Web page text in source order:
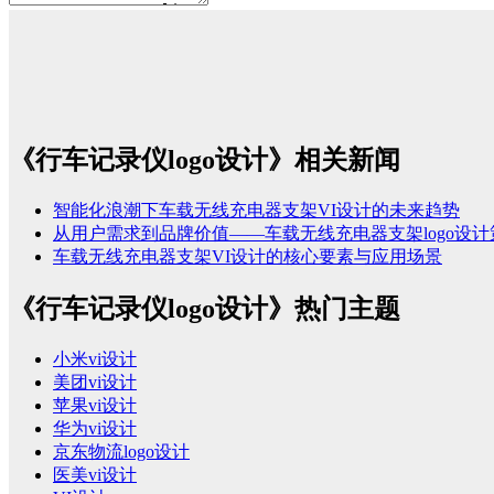
《行车记录仪logo设计》相关新闻
智能化浪潮下车载无线充电器支架VI设计的未来趋势​
从用户需求到品牌价值——车载无线充电器支架logo设计
车载无线充电器支架VI设计的核心要素与应用场景​
《行车记录仪logo设计》热门主题
小米vi设计
美团vi设计
苹果vi设计
华为vi设计
京东物流logo设计
医美vi设计